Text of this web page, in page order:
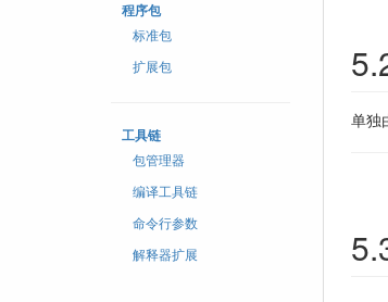
程序包
标准包
扩展包
工具链
包管理器
编译工具链
命令行参数
解释器扩展
单独